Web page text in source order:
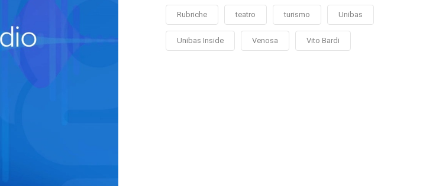
Rubriche teatro turismo Unibas
Unibas Inside Venosa Vito Bardi